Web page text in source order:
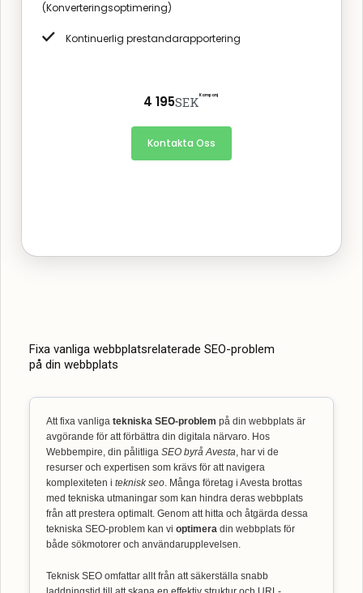
4 195SEK Kampanj
(Konverteringsoptimering)
Kontinuerlig prestandarapportering
Kontakta Oss
Fixa vanliga webbplatsrelaterade SEO-problem
på din webbplats
Att fixa vanliga tekniska SEO-problem på din webbplats är
avgörande för att förbättra din digitala närvaro. Hos
Webbempire, din pålitliga SEO byrå Avesta, har vi de
resurser och expertisen som krävs för att navigera
komplexiteten i teknisk seo. Många företag i Avesta brottas
med tekniska utmaningar som kan hindra deras webbplats
från att prestera optimalt. Genom att hitta och åtgärda dessa
tekniska SEO-problem kan vi optimera din webbplats för
både sökmotorer och användarupplevelsen.
Teknisk SEO omfattar allt från att säkerställa snabb